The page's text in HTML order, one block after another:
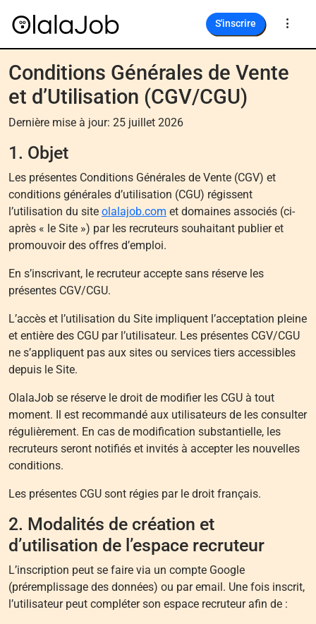
S'inscrire
Conditions Générales de Vente
et d’Utilisation (CGV/CGU)
Dernière mise à jour: 25 juillet 2026
1. Objet
Les présentes Conditions Générales de Vente (CGV) et
conditions générales d’utilisation (CGU) régissent
l’utilisation du site olalajob.com et domaines associés (ci-
après « le Site ») par les recruteurs souhaitant publier et
promouvoir des offres d’emploi.
En s’inscrivant, le recruteur accepte sans réserve les
présentes CGV/CGU.
L’accès et l’utilisation du Site impliquent l’acceptation pleine
et entière des CGU par l’utilisateur. Les présentes CGV/CGU
ne s’appliquent pas aux sites ou services tiers accessibles
depuis le Site.
OlalaJob se réserve le droit de modifier les CGU à tout
moment. Il est recommandé aux utilisateurs de les consulter
régulièrement. En cas de modification substantielle, les
recruteurs seront notifiés et invités à accepter les nouvelles
conditions.
Les présentes CGU sont régies par le droit français.
2. Modalités de création et
d’utilisation de l’espace recruteur
L’inscription peut se faire via un compte Google
(préremplissage des données) ou par email. Une fois inscrit,
l’utilisateur peut compléter son espace recruteur afin de :